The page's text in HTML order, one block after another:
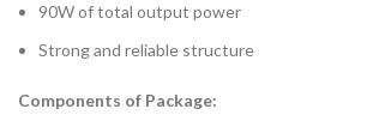
90W of total output power
Strong and reliable structure
Components of Package: